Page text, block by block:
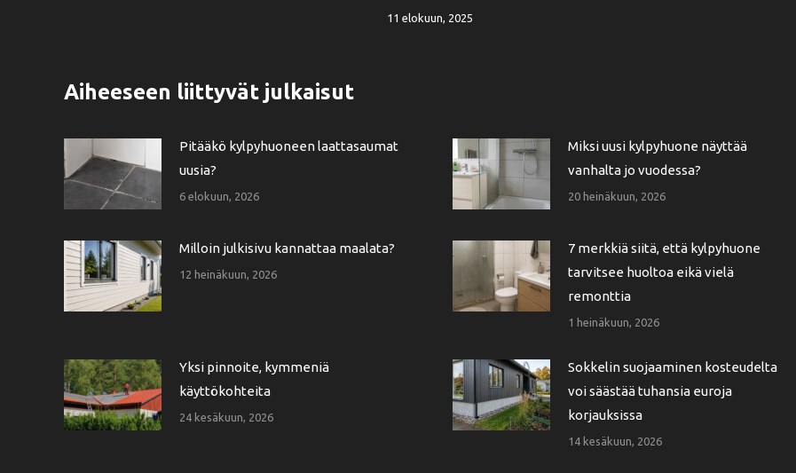
11 elokuun, 2025
Aiheeseen liittyvät julkaisut
Pitääkö kylpyhuoneen laattasaumat
uusia?
6 elokuun, 2026
Miksi uusi kylpyhuone näyttää
vanhalta jo vuodessa?
20 heinäkuun, 2026
Milloin julkisivu kannattaa maalata?
12 heinäkuun, 2026
7 merkkiä siitä, että kylpyhuone
tarvitsee huoltoa eikä vielä
remonttia
1 heinäkuun, 2026
Yksi pinnoite, kymmeniä
käyttökohteita
24 kesäkuun, 2026
Sokkelin suojaaminen kosteudelta
voi säästää tuhansia euroja
korjauksissa
14 kesäkuun, 2026